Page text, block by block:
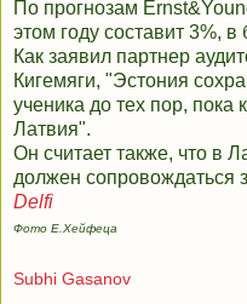
По прогнозам
этом году составит 3%,
Как заявил партнер
Кигемяги, "Эстония
ученика до тех пор, пока
Латвия".
Он считает также, что в
должен сопровождаться
Delfi
Фото Е.Хейфеца
Subhi Gasanov